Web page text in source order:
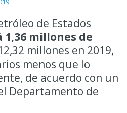
de Estados
millones de
millones en 2019,
menos que lo
de acuerdo con un
Departamento de